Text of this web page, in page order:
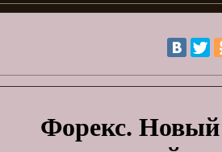
Форекс. Новый